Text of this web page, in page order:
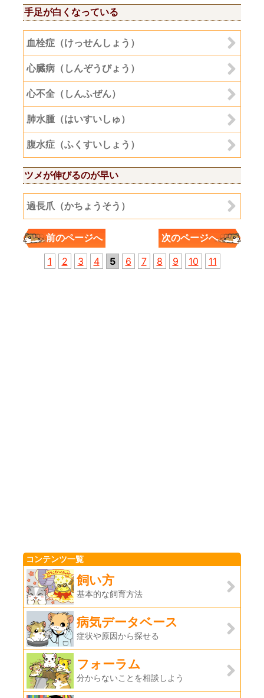
手足が白くなっている
血栓症（けっせんしょう）
心臓病（しんぞうびょう）
心不全（しんふぜん）
肺水腫（はいすいしゅ）
腹水症（ふくすいしょう）
ツメが伸びるのが早い
過長爪（かちょうそう）
前のページへ
次のページへ
1
2 3 4 5 6 7 8 9 10 11
コンテンツ一覧
飼い方
基本的な飼育方法
病気データベース
症状や原因から探せる
フォーラム
分からないことを相談しよう